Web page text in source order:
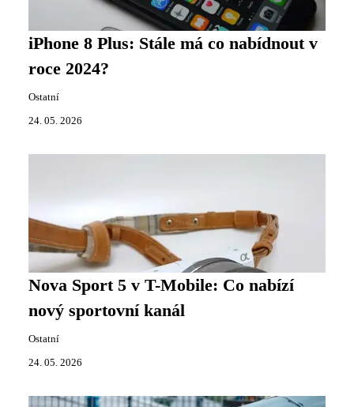
iPhone 8 Plus: Stále má co nabídnout v
roce 2024?
Ostatní
24. 05. 2026
Nova Sport 5 v T-Mobile: Co nabízí
nový sportovní kanál
Ostatní
24. 05. 2026